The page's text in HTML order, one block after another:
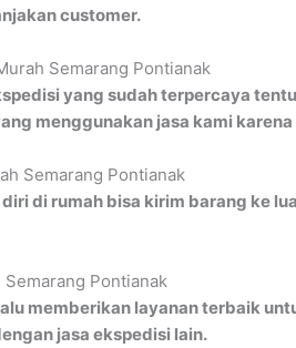
customer.
Semarang Pontianak
yang sudah terpercaya
menggunakan jasa kami
Semarang Pontianak
di rumah bisa kirim barang ke
Pontianak
memberikan layanan terbaik
jasa ekspedisi lain.